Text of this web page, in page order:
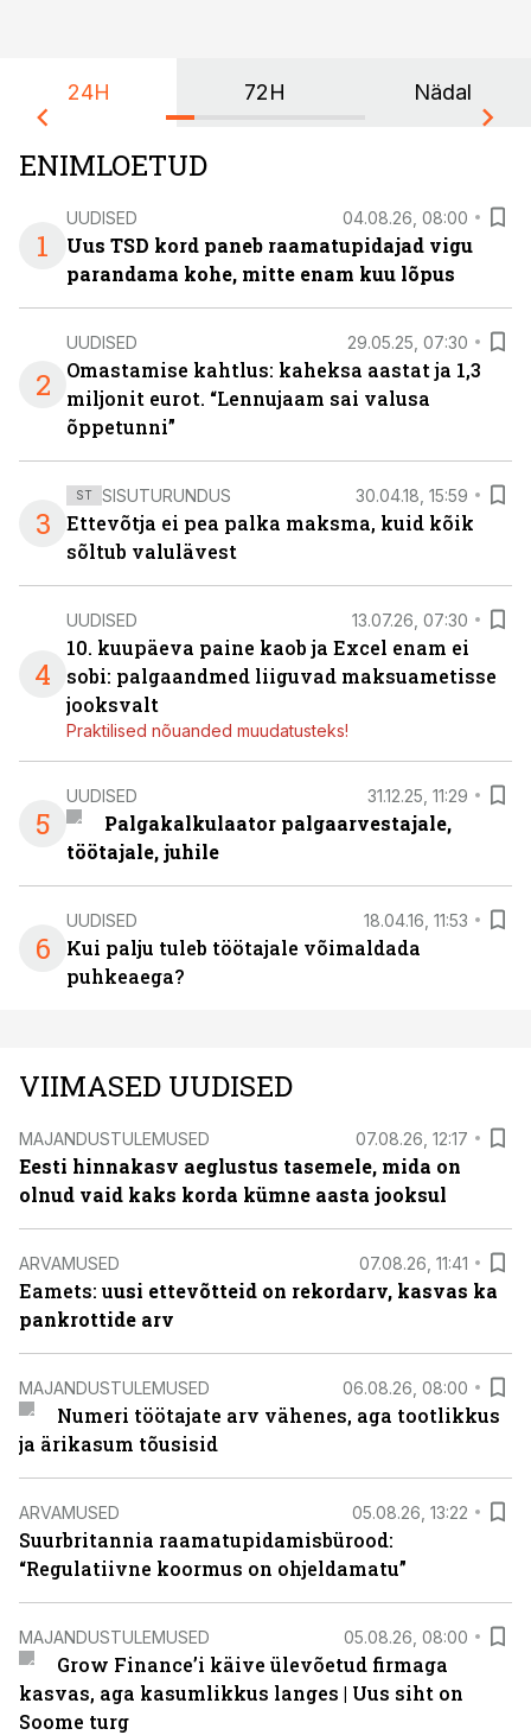
24H 72H Nädal
ENIMLOETUD
1
UUDISED 04.08.26, 08:00
Uus TSD kord paneb raamatupidajad vigu
parandama kohe, mitte enam kuu lõpus
2
UUDISED 29.05.25, 07:30
Omastamise kahtlus: kaheksa aastat ja 1,3
miljonit eurot. “Lennujaam sai valusa
õppetunni”
3
ST SISUTURUNDUS 30.04.18, 15:59
Ettevõtja ei pea palka maksma, kuid kõik
sõltub valulävest
4
UUDISED 13.07.26, 07:30
10. kuupäeva paine kaob ja Excel enam ei
sobi: palgaandmed liiguvad maksuametisse
jooksvalt
Praktilised nõuanded muudatusteks!
5
UUDISED 31.12.25, 11:29
Palgakalkulaator palgaarvestajale,
töötajale, juhile
6
UUDISED 18.04.16, 11:53
Kui palju tuleb töötajale võimaldada
puhkeaega?
VIIMASED UUDISED
MAJANDUSTULEMUSED 07.08.26, 12:17
Eesti hinnakasv aeglustus tasemele, mida on
olnud vaid kaks korda kümne aasta jooksul
ARVAMUSED 07.08.26, 11:41
Eamets: uusi ettevõtteid on rekordarv, kasvas ka
pankrottide arv
MAJANDUSTULEMUSED 06.08.26, 08:00
Numeri töötajate arv vähenes, aga tootlikkus
ja ärikasum tõusisid
ARVAMUSED 05.08.26, 13:22
Suurbritannia raamatupidamisbürood:
“Regulatiivne koormus on ohjeldamatu”
MAJANDUSTULEMUSED 05.08.26, 08:00
Grow Finance’i käive ülevõetud firmaga
kasvas, aga kasumlikkus langes | Uus siht on
Soome turg